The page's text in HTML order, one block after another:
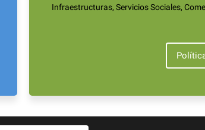
Infraestructuras, Servicios Sociales,